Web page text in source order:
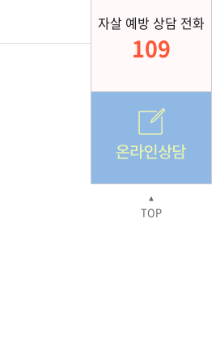
자살 예방 상담 전화
109
▲
TOP